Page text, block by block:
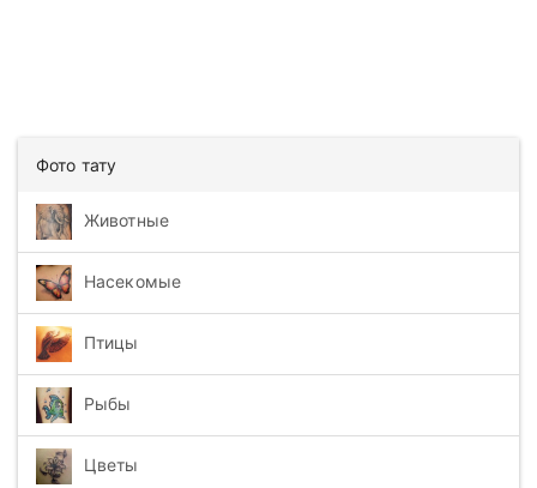
Фото тату
Животные
Насекомые
Птицы
Рыбы
Цветы